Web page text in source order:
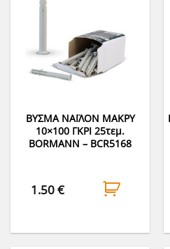
ΒΥΣΜΑ ΝΑΪΛΟΝ ΜΑΚΡΥ
10×100 ΓΚΡΙ 25τεμ.
BORMANN – BCR5168
1.50€